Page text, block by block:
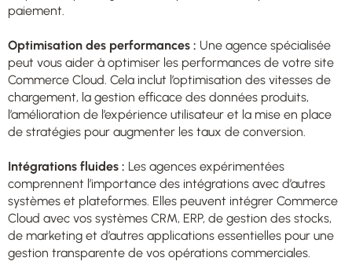
paiement.
Optimisation des performances : Une agence spécialisée
peut vous aider à optimiser les performances de votre site
Commerce Cloud. Cela inclut l’optimisation des vitesses de
chargement, la gestion efficace des données produits,
l’amélioration de l’expérience utilisateur et la mise en place
de stratégies pour augmenter les taux de conversion.
Intégrations fluides : Les agences expérimentées
comprennent l’importance des intégrations avec d’autres
systèmes et plateformes. Elles peuvent intégrer Commerce
Cloud avec vos systèmes CRM, ERP, de gestion des stocks,
de marketing et d’autres applications essentielles pour une
gestion transparente de vos opérations commerciales.